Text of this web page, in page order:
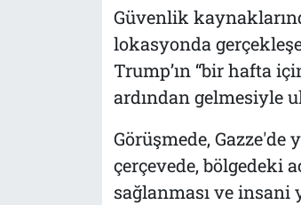
Güvenlik
lokasyonda
Trump’ın “bir hafta
ardından gelmesiyle
Görüşmede,
çerçevede, bölgedeki
sağlanması ve insani